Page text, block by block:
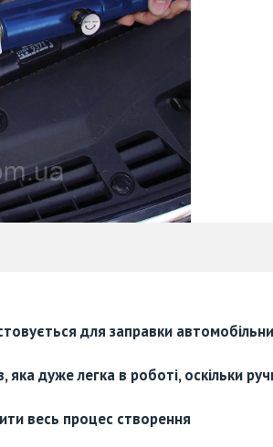
для заправки
дуже легка в роботі, оскільки
весь процес створення